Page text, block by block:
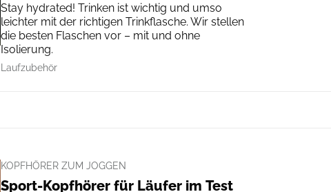
Stay hydrated! Trinken ist wichtig und umso
leichter mit der richtigen Trinkflasche. Wir stellen
die besten Flaschen vor – mit und ohne
Isolierung.
Laufzubehör
KOPFHÖRER ZUM JOGGEN
Sport-Kopfhörer für Läufer im Test